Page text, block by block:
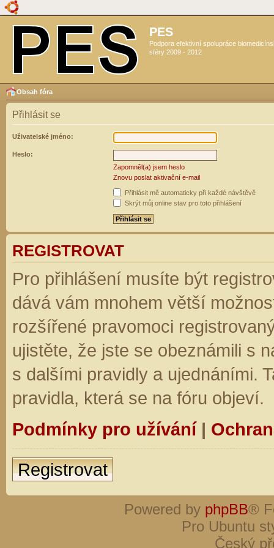
PES
Podpora efektivní spolupráce
sféry 2009 - 2012
Obsah fóra
Přihlásit se
Uživatelské jméno:
Heslo:
Zapomněl(a) jsem heslo
Znovu poslat aktivační e-mail
Přihlásit mě automaticky při každé návštěvě
Skrýt můj online stav pro toto přihlášení
REGISTROVAT
Pro přihlášení musíte být
dává vám mnohem větší
rozšířené pravomoci
ujistěte, že jste se obeznámili s
s dalšími pravidly a ujednáními.
pravidla, která se na fóru objeví.
Podmínky pro užívání|
Registrovat
Powered by phpBB®
Pro Ubuntu
Český